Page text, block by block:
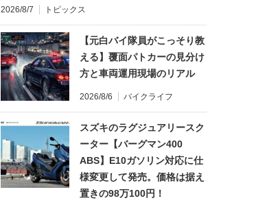
2026/8/7 トピックス
【元白バイ隊員がこっそり教
える】覆面パトカーの見分け
方と車両運用現場のリアル
2026/8/6 バイクライフ
スズキのラグジュアリースク
ーター【バーグマン400
ABS】E10ガソリン対応に仕
様変更して発売。価格は据え
置きの98万100円！